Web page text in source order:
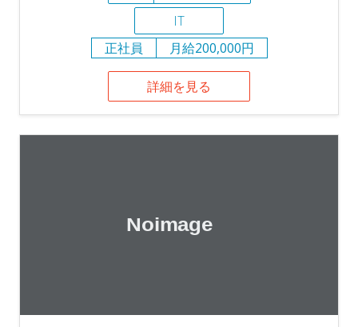
IT
正社員
月給200,000円
詳細を見る